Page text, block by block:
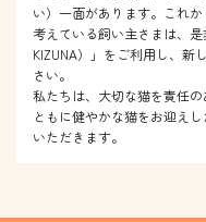
い）一面があります。これ
考えている飼い主さまは、
KIZUNA）」をご利用し、新
さい。
私たちは、大切な猫を責任
ともに健やかな猫をお迎え
いただきます。